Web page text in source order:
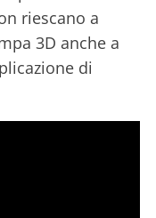
riescano a
3D anche a
di